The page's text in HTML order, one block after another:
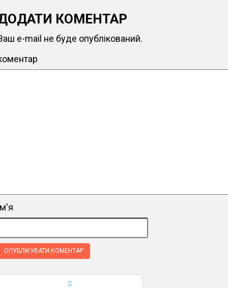
КОМЕНТАР
e-mail не буде опублікований.